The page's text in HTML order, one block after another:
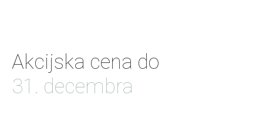
Akcijska cena do
31. decembra